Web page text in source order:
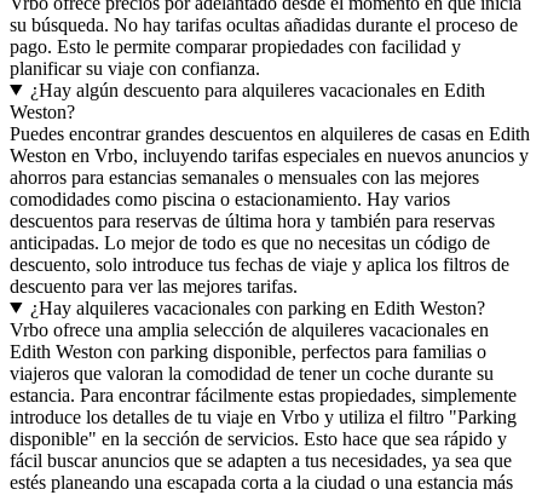
su búsqueda. No hay tarifas ocultas añadidas durante el proceso de
pago. Esto le permite comparar propiedades con facilidad y
planificar su viaje con confianza.
¿Hay algún descuento para alquileres vacacionales en Edith
Weston?
Puedes encontrar grandes descuentos en alquileres de casas en Edith
Weston en Vrbo, incluyendo tarifas especiales en nuevos anuncios y
ahorros para estancias semanales o mensuales con las mejores
comodidades como piscina o estacionamiento. Hay varios
descuentos para reservas de última hora y también para reservas
anticipadas. Lo mejor de todo es que no necesitas un código de
descuento, solo introduce tus fechas de viaje y aplica los filtros de
descuento para ver las mejores tarifas.
¿Hay alquileres vacacionales con parking en Edith Weston?
Vrbo ofrece una amplia selección de alquileres vacacionales en
Edith Weston con parking disponible, perfectos para familias o
viajeros que valoran la comodidad de tener un coche durante su
estancia. Para encontrar fácilmente estas propiedades, simplemente
introduce los detalles de tu viaje en Vrbo y utiliza el filtro "Parking
disponible" en la sección de servicios. Esto hace que sea rápido y
fácil buscar anuncios que se adapten a tus necesidades, ya sea que
estés planeando una escapada corta a la ciudad o una estancia más